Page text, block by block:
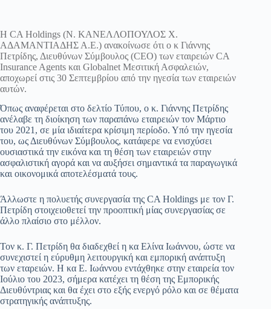
Η CA Holdings (Ν. ΚΑΝΕΛΛΟΠΟΥΛΟΣ Χ.
ΑΔΑΜΑΝΤΙΑΔΗΣ Α.Ε.) ανακοίνωσε ότι ο κ Γιάννης
Πετρίδης, Διευθύνων Σύμβουλος (CEO) των εταιρειών CA
Insurance Agents και Globalnet Μεσιτική Ασφαλειών,
αποχωρεί στις 30 Σεπτεμβρίου από την ηγεσία των εταιρειών
αυτών.
Όπως αναφέρεται στο δελτίο Τύπου, ο κ. Γιάννης Πετρίδης
ανέλαβε τη διοίκηση των παραπάνω εταιρειών τον Μάρτιο
του 2021, σε μία ιδιαίτερα κρίσιμη περίοδο. Υπό την ηγεσία
του, ως Διευθύνων Σύμβουλος, κατάφερε να ενισχύσει
ουσιαστικά την εικόνα και τη θέση των εταιρειών στην
ασφαλιστική αγορά και να αυξήσει σημαντικά τα παραγωγικά
και οικονομικά αποτελέσματά τους.
Άλλωστε η πολυετής συνεργασία της CA Holdings με τον Γ.
Πετρίδη στοιχειοθετεί την προοπτική μίας συνεργασίας σε
άλλο πλαίσιο στο μέλλον.
Τον κ. Γ. Πετρίδη θα διαδεχθεί η κα Ελίνα Ιωάννου, ώστε να
συνεχιστεί η εύρυθμη λειτουργική και εμπορική ανάπτυξη
των εταρειών. Η κα Ε. Ιωάννου εντάχθηκε στην εταιρεία τον
Ιούλιο του 2023, σήμερα κατέχει τη θέση της Εμπορικής
Διευθύντριας και θα έχει στο εξής ενεργό ρόλο και σε θέματα
στρατηγικής ανάπτυξης.